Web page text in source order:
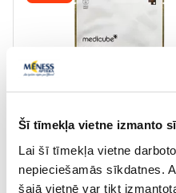
Šī tīmekļa vietne izmanto
Lai šī tīmekļa vietne
nepieciešamās sīkdatnes.
šajā vietnē var tikt
MEDICUBE Deep Peptide
sejas maska, 1 gab.